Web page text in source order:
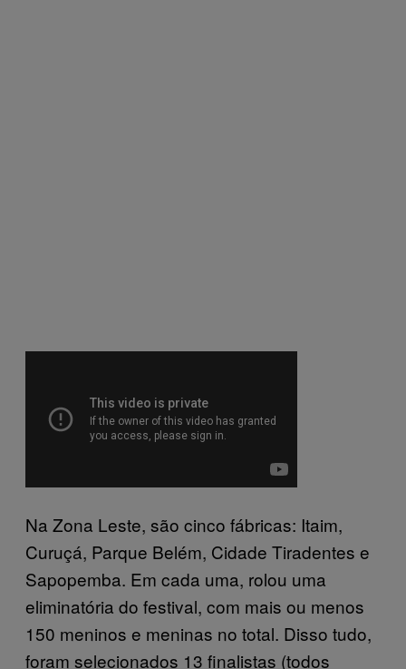
Na Zona Leste, são cinco fábricas: Itaim,
Curuçá, Parque Belém, Cidade Tiradentes e
Sapopemba. Em cada uma, rolou uma
eliminatória do festival, com mais ou menos
150 meninos e meninas no total. Disso tudo,
foram selecionados 13 finalistas (todos